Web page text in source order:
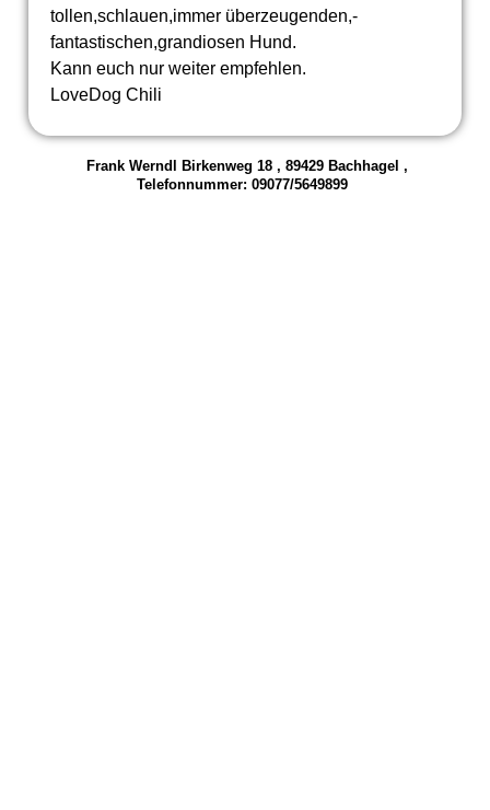
tollen,­schlauen,­immer ü­berzeugenden,­
fantastischen,­grandiosen Hund.
Kann euch nur weiter empfehlen.
LoveDog Chili
Frank Werndl Birkenweg 18 , 89429 Bachhagel ,
Telefonnummer: 09077/5649899